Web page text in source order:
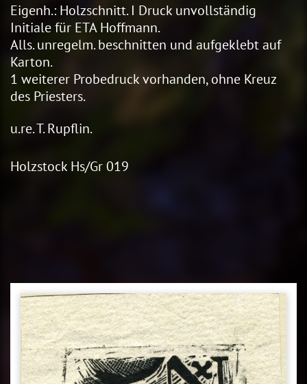
Eigenh.: Holzschnitt. I Druck unvollständig
Initiale für ETA Hoffmann.
Alls. unregelm. beschnitten und aufgeklebt auf
Karton.
1 weiterer Probedruck vorhanden, ohne Kreuz
des Priesters.
u.re. T. Rupflin.
Holzstock Hs/Gr 019